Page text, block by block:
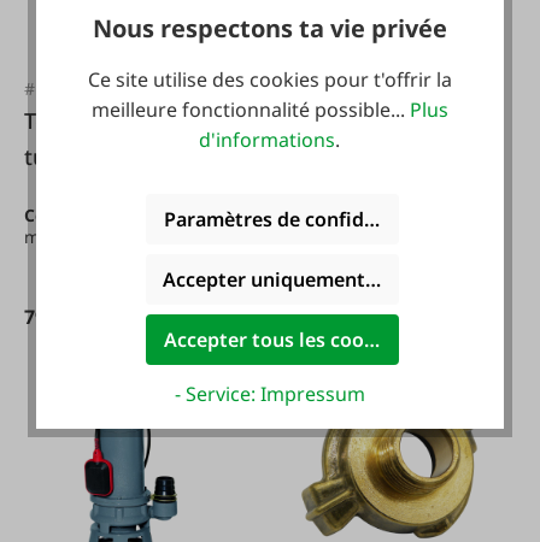
#FA23070
Tecwerk Jeu de
tuyaux 2 pouces 20
Contenu :
(4,00 € / 1
m)
79,95 €*
#FA24464
Filtre d'aspiration
PVC pour pompe
7,99 €*
Nous respectons ta vie privée
Ce site utilise des cookies pour t'offrir la
meilleure fonctionnalité possible... Plus
d'informations.
Paramètres de confidentialité
Accepter uniquement les cookies
Accepter tous les cookies
- Service: Impressum